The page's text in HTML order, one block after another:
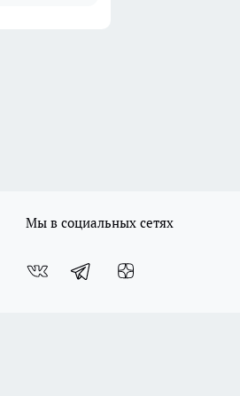
Мы в социальных сетях